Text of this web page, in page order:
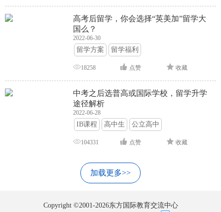
高考后留学，你会选择“英美加”留学大
国么？
2022-06-30
留学方案 留学福利
18258 点赞 收藏
中考之后选普高或国际学校，留学升学
途径解析
2022-06-28
IB课程 高中生 公立高中
104331 点赞 收藏
加载更多>>
Copyright ©2001-2026东方国际教育交流中心